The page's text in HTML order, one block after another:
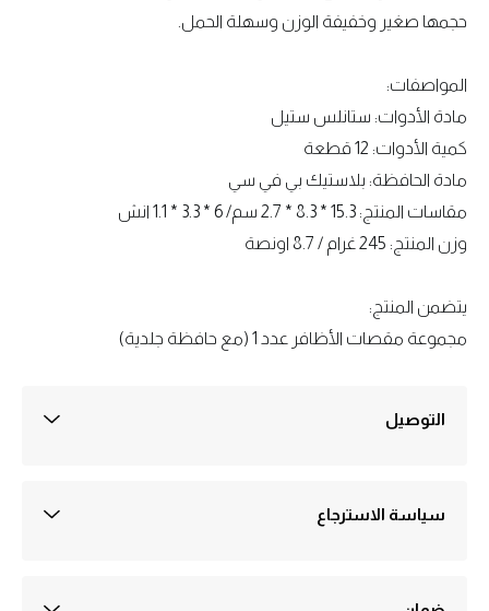
حجمها صغير وخفيفة الوزن وسهلة الحمل.
المواصفات:
مادة الأدوات: ستانلس ستيل
كمية الأدوات: 12 قطعة
مادة الحافظة: بلاستيك بي في سي
مقاسات المنتج: 15.3 * 8.3 * 2.7 سم/ 6 * 3.3 * 1.1 انش
وزن المنتج: 245 غرام / 8.7 اونصة
يتضمن المنتج:
مجموعة مقصات الأظافر عدد 1 (مع حافظة جلدية)
التوصيل
سياسة الاسترجاع
من تاريخه وهو بمثابة مده كافيه للتأكد ان المنتج لايوجد به اي عيوب صناعه